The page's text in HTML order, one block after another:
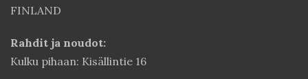
FINLAND
Rahdit ja noudot:
Kulku pihaan: Kisällintie 16